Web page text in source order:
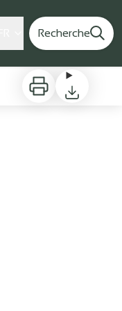
Recherche
ImprimerTélécharger